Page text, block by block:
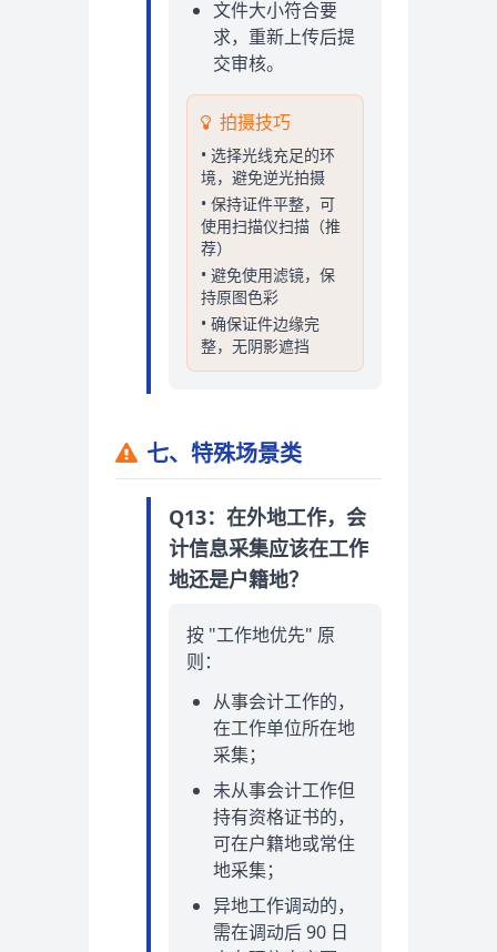
文件大小符合要
求，重新上传后提
交审核。
拍摄技巧
• 选择光线充足的环
境，避免逆光拍摄
• 保持证件平整，可
使用扫描仪扫描（推
荐）
• 避免使用滤镜，保
持原图色彩
• 确保证件边缘完
整，无阴影遮挡
七、特殊场景类
Q13：在外地工作，会
计信息采集应该在工作
地还是户籍地？
按 "工作地优先" 原
则：
从事会计工作的，
在工作单位所在地
采集；
未从事会计工作但
持有资格证书的，
可在户籍地或常住
地采集；
异地工作调动的，
需在调动后 90 日